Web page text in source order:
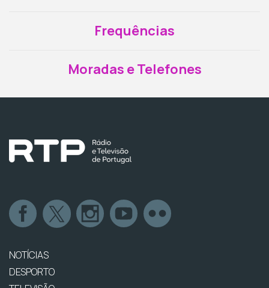
Frequências
Moradas e Telefones
NOTÍCIAS
DESPORTO